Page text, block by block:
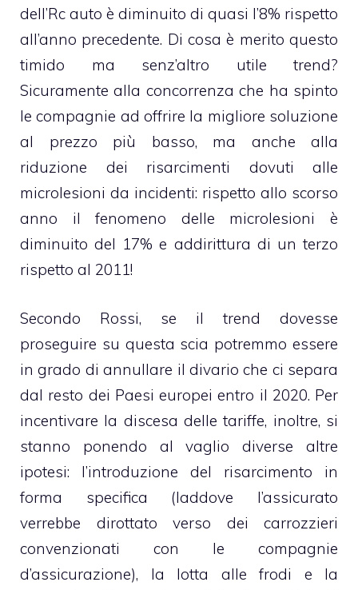
dell’Rc auto è diminuito di quasi l’8% rispetto
all’anno precedente. Di cosa è merito questo
timido ma senz’altro utile trend?
Sicuramente alla concorrenza che ha spinto
le compagnie ad offrire la migliore soluzione
al prezzo più basso, ma anche alla
riduzione dei risarcimenti dovuti alle
microlesioni da incidenti: rispetto allo scorso
anno il fenomeno delle microlesioni è
diminuito del 17% e addirittura di un terzo
rispetto al 2011!
Secondo Rossi, se il trend dovesse
proseguire su questa scia potremmo essere
in grado di annullare il divario che ci separa
dal resto dei Paesi europei entro il 2020. Per
incentivare la discesa delle tariffe, inoltre, si
stanno ponendo al vaglio diverse altre
ipotesi: l’introduzione del risarcimento in
forma specifica (laddove l’assicurato
verrebbe dirottato verso dei carrozzieri
convenzionati con le compagnie
d’assicurazione), la lotta alle frodi e la